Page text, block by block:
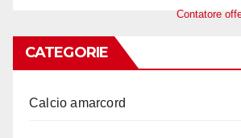
Contatore
CATEGORIE
Calcio amarcord